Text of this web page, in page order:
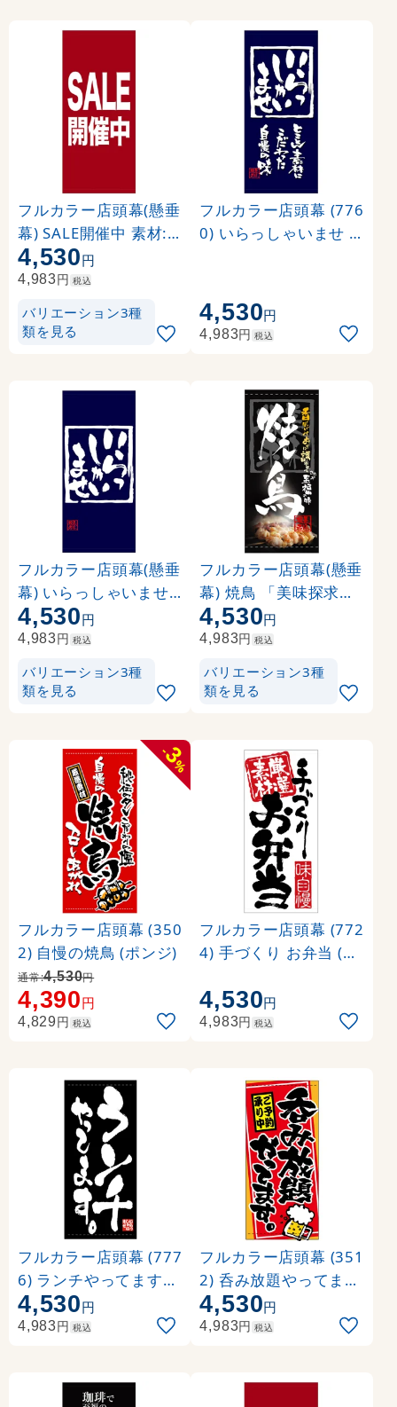
フルカラー店頭幕(懸垂
幕) SALE開催中 素材:
ポンジ (69540)
4,530円
4,983円 税込
バリエーション3種
類を見る
フルカラー店頭幕 (776
0) いらっしゃいませ (
4,530円
4,983円 税込
フルカラー店頭幕(懸垂
幕) いらっしゃいませ(
紺地) 素材:ポンジ (694
86)
4,530円
4,983円 税込
バリエーション3種
類を見る
フルカラー店頭幕(懸垂
幕) 焼鳥 「美味探求」
黒・白抜 素材:ポンジ (
3497)
4,530円
4,983円 税込
バリエーション3種
類を見る
-
3
%
フルカラー店頭幕 (350
2) 自慢の焼鳥 (ポンジ)
通常:4,530円
4,390円
4,829円 税込
フルカラー店頭幕 (772
4) 手づくり お弁当 (ポ
4,530円
4,983円 税込
フルカラー店頭幕 (777
6) ランチやってます。
(ポンジ)
4,530円
4,983円 税込
フルカラー店頭幕 (351
2) 呑み放題やってます
。 ご予約承り中 (ポン
ジ)
4,530円
4,983円 税込